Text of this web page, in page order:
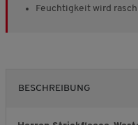
Feuchtigkeit wird
BESCHREIBUNG